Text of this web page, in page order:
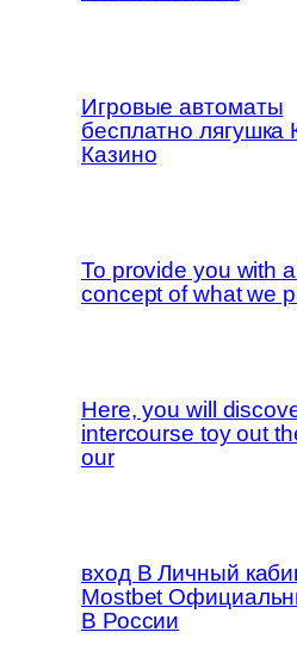
Игровые автоматы
бесплатно лягушка
Казино
To provide you with
concept of what we
Here, you will
intercourse toy out
our
вход В Личный
Mostbet
В России